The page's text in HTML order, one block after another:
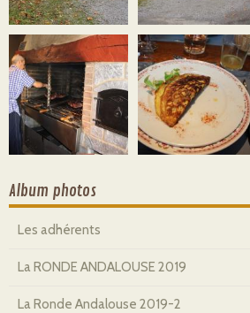
Album photos
Les adhérents
La RONDE ANDALOUSE 2019
La Ronde Andalouse 2019-2